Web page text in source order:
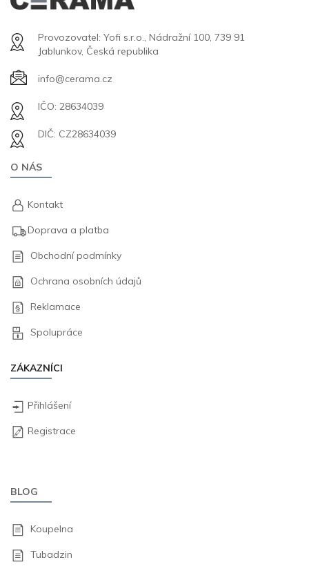
Provozovatel: Yofi s.r.o., Nádražní 100, 739 91
Jablunkov, Česká republika
info@cerama.cz
IČO: 28634039
DIČ: CZ28634039
O NÁS
Kontakt
Doprava a platba
Obchodní podmínky
Ochrana osobních údajů
Reklamace
Spolupráce
ZÁKAZNÍCI
Přihlášení
Registrace
BLOG
Koupelna
Tubadzin